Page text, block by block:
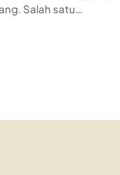
Salah satu…